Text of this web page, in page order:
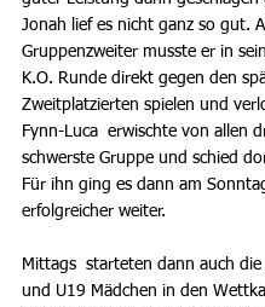
Jonah lief es nicht ganz so gut.
Gruppenzweiter musste er in
K.O. Runde direkt gegen den
Zweitplatzierten spielen und
Fynn-Luca  erwischte von allen
schwerste Gruppe und schied
Für ihn ging es dann am
erfolgreicher weiter.
Mittags  starteten dann auch die
und U19 Mädchen in den